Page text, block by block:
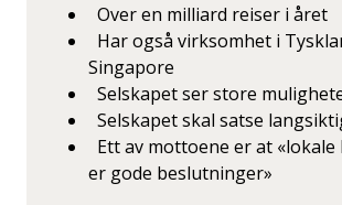
Over en milliard reiser i året
Har også virksomhet i
Singapore
Selskapet ser store
Selskapet skal satse
Ett av mottoene er at
er gode beslutninger»